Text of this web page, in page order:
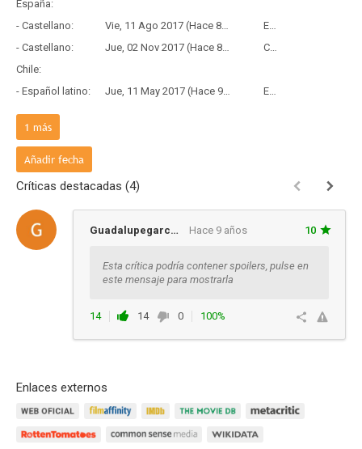
España:
- Castellano:
Vie, 11 Ago 2017 (Hace 8 años y 11 meses)
Estreno
- Castellano:
Jue, 02 Nov 2017 (Hace 8 años y 9 meses)
Copia Física
Chile:
- Español latino:
Jue, 11 May 2017 (Hace 9 años y 2 meses)
Estreno
País de origen:
- V.O:
1 más
Añadir fecha
Críticas destacadas (4)
Guadalupegarcialmogiteck Hace 9 años 10
Esta crítica podría contener spoilers, pulse en
este mensaje para mostrarla
14 14 0
100%
Enlaces externos